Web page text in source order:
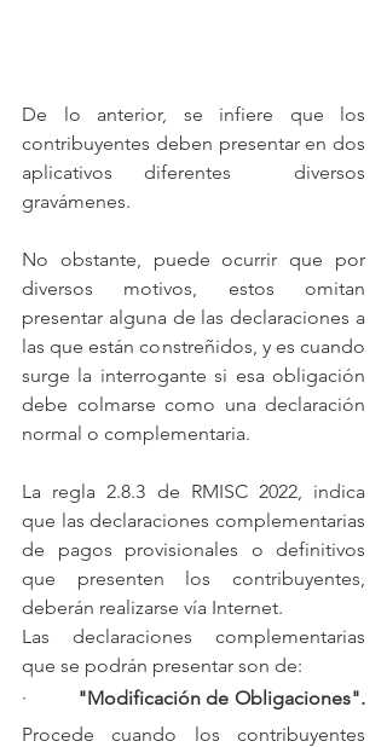
De lo anterior, se infiere que los
contribuyentes deben presentar en dos
aplicativos diferentes  diversos
gravámenes.
No obstante, puede ocurrir que por
diversos motivos, estos omitan
presentar alguna de las declaraciones a
las que están constreñidos, y es cuando
surge la interrogante si esa obligación
debe colmarse como una declaración
normal o complementaria.
La regla 2.8.3 de RMISC 2022, indica
que las declaraciones complementarias
de pagos provisionales o definitivos
que presenten los contribuyentes,
deberán realizarse vía Internet.
Las declaraciones complementarias
que se podrán presentar son de:
·
Procede cuando los contribuyentes